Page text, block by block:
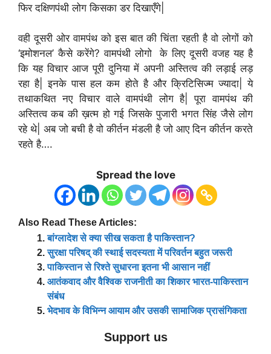
फिर दक्षिणपंथी लोग किसका डर दिखाएँगे|
वही दूसरी ओर वामपंथ को इस बात की चिंता रहती है वो लोगों को
‘इमोशनल’ कैसे करेंगे? वामपंथी लोगो के लिए दूसरी वजह यह है
कि यह विचार आज पूरी दुनिया में अपनी अस्तित्व की लड़ाई लड़
रहा है| इनके पास हल कम होते है और क्रिटिसिज्म ज्यादा| ये
तथाकथित नए विचार वाले वामपंथी लोग है| पूरा वामपंथ की
अस्तित्व कब की ख़त्म हो गई जिसके पुजारी भगत सिंह जैसे लोग
रहे थे| अब जो बची है वो कीर्तन मंडली है जो आए दिन कीर्तन करते
रहते है….
Spread the love
Also Read These Articles:
बांग्लादेश से क्या सीख सकता है पाकिस्तान?
सुरक्षा परिषद् की स्थाई सदस्यता में परिवर्तन बहुत जरूरी
पाकिस्तान से रिश्ते सुधारना इतना भी आसान नहीं
आतंकवाद और वैश्विक राजनीती का शिकार भारत-पाकिस्तान
संबंध
भेदभाव के विभिन्न आयाम और उसकी सामाजिक प्रासंगिकता
Support us